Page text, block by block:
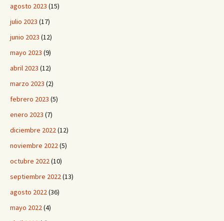
agosto 2023 (15)
julio 2023 (17)
junio 2023 (12)
mayo 2023 (9)
abril 2023 (12)
marzo 2023 (2)
febrero 2023 (5)
enero 2023 (7)
diciembre 2022(12)
noviembre 2022(5)
octubre 2022(10)
septiembre 2022(13)
agosto 2022(36)
mayo 2022(4)